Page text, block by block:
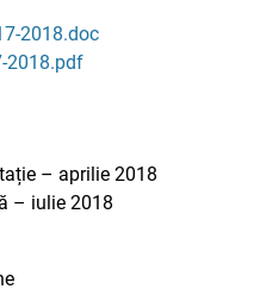
2018.doc
2018.pdf
– aprilie 2018
– iulie 2018